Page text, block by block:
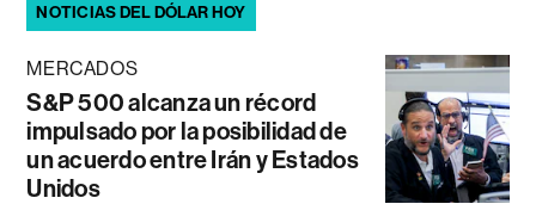
NOTICIAS DEL DÓLAR HOY
MERCADOS
S&P 500 alcanza un récord
impulsado por la posibilidad de
un acuerdo entre Irán y Estados
Unidos